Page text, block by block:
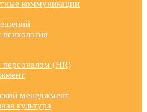
коммуникации
персоналом (HR)
менеджмент
культура